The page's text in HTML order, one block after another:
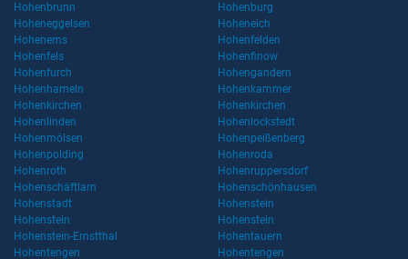
Hohenbrunn
Hohenburg
Hoheneggelsen
Hoheneich
Hohenems
Hohenfelden
Hohenfels
Hohenfinow
Hohenfurch
Hohengandern
Hohenhameln
Hohenkammer
Hohenkirchen
Hohenkirchen
Hohenlinden
Hohenlockstedt
Hohenmölsen
Hohenpeißenberg
Hohenpolding
Hohenroda
Hohenroth
Hohenruppersdorf
Hohenschäftlarn
Hohenschönhausen
Hohenstadt
Hohenstein
Hohenstein
Hohenstein
Hohenstein-Ernstthal
Hohentauern
Hohentengen
Hohentengen